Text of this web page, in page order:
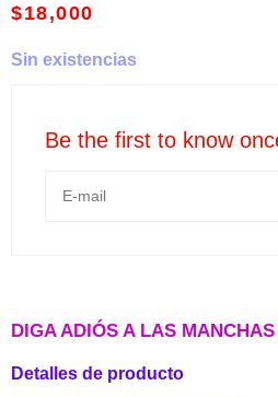
$18,000
Sin existencias
Be the first to know
DIGA ADIÓS A LAS
Detalles de producto